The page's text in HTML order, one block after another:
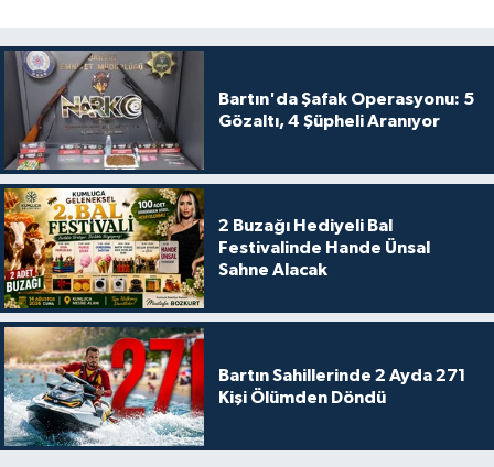
Bartın'da Şafak Operasyonu: 5
Gözaltı, 4 Şüpheli Aranıyor
2 Buzağı Hediyeli Bal
Festivalinde Hande Ünsal
Sahne Alacak
Bartın Sahillerinde 2 Ayda 271
Kişi Ölümden Döndü